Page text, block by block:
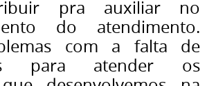
pra auxiliar no
do atendimento.
com a falta de
para atender os